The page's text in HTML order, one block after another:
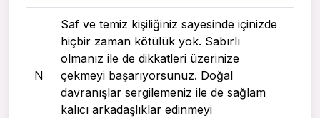
N
Saf ve temiz kişiliğiniz sayesinde içinizde
hiçbir zaman kötülük yok. Sabırlı
olmanız ile de dikkatleri üzerinize
çekmeyi başarıyorsunuz. Doğal
davranışlar sergilemeniz ile de sağlam
kalıcı arkadaşlıklar edinmeyi